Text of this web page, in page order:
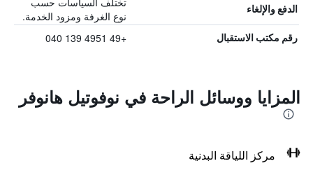
الدفع والإلغاء
نوع الغرفة ومزود الخدمة.
رقم مكتب الاستقبال +49 4951 139 040
المزايا ووسائل الراحة في نوفوتيل هانوفر
مركز اللياقة البدنية